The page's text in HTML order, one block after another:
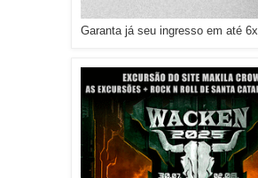
Garanta já seu ingresso em até 6x